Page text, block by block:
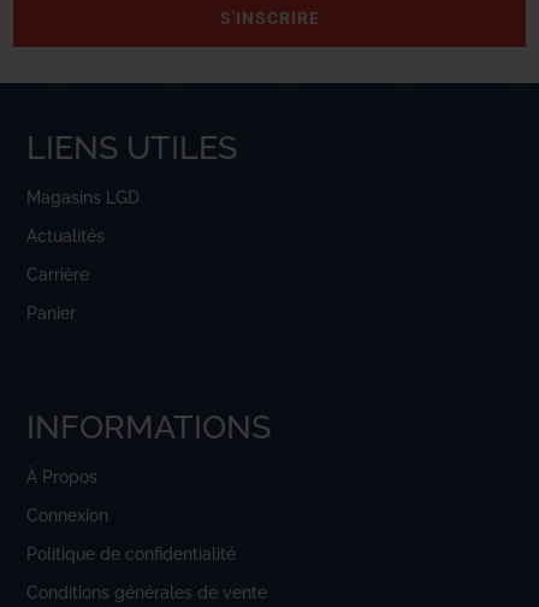
S'INSCRIRE
LIENS UTILES
Magasins LGD
Actualités
Carrière
Panier
INFORMATIONS
À Propos
Connexion
Politique de confidentialité
Conditions générales de vente